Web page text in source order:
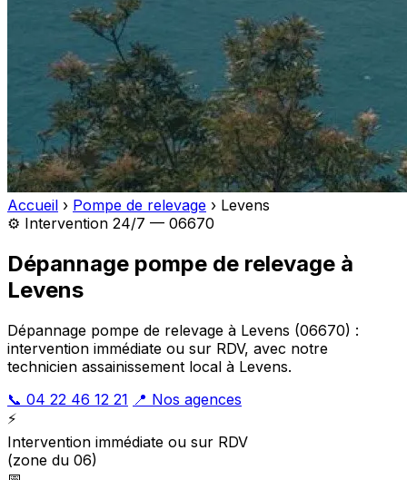
Accueil › Pompe de relevage › Levens
⚙️ Intervention 24/7 — 06670
Dépannage pompe de relevage à
Levens
Dépannage pompe de relevage à Levens (06670) :
intervention immédiate ou sur RDV, avec notre
technicien assainissement local à Levens.
📞 04 22 46 12 21 📍 Nos agences
⚡
Intervention immédiate ou sur RDV
(zone du 06)